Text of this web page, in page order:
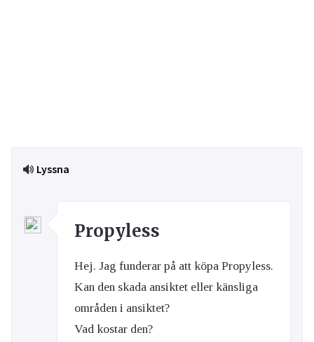
Lyssna
Propyless
Hej. Jag funderar på att köpa Propyless.
Kan den skada ansiktet eller känsliga
områden i ansiktet?
Vad kostar den?